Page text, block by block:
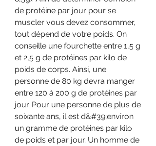
de protéine par jour pour se
muscler vous devez consommer,
tout dépend de votre poids. On
conseille une fourchette entre 1,5 g
et 2,5 g de protéines par kilo de
poids de corps. Ainsi, une
personne de 80 kg devra manger
entre 120 à 200 g de protéines par
jour. Pour une personne de plus de
soixante ans, il est d&#39;environ
un gramme de protéines par kilo
de poids et par jour. Un homme de